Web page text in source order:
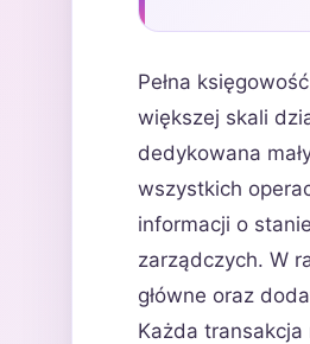
Pełna
większej skali
dedykowana
wszystkich
informacji o
zarządczych. W
główne oraz
Każda